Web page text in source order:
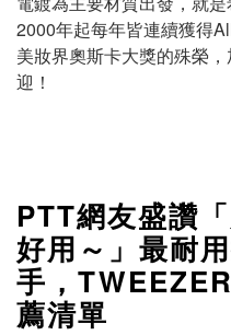
2000年起每年皆連續獲得
美妝界奧斯卡大獎的殊榮
迎！
PTT網友盛讚
好用～」最耐
手，
薦清單